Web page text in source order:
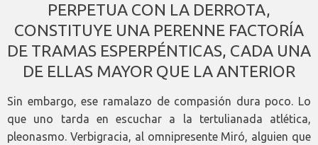
PERPETUA CON LA DERROTA,
CONSTITUYE UNA PERENNE FACTORÍA
DE TRAMAS ESPERPÉNTICAS, CADA UNA
DE ELLAS MAYOR QUE LA ANTERIOR
Sin embargo, ese ramalazo de compasión dura poco. Lo
que uno tarda en escuchar a la tertulianada atlética,
pleonasmo. Verbigracia, al omnipresente Miró, alguien que